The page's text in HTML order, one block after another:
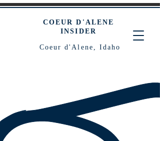
COEUR D'ALENE
INSIDER
Coeur d'Alene, Idaho